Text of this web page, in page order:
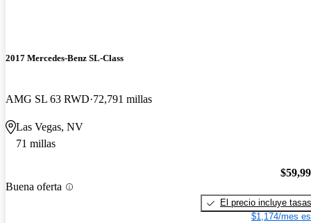
2017 Mercedes-Benz SL-Class
AMG SL 63 RWD 72,791 millas
Las Vegas, NV
71 millas
Buena oferta
El precio incluye tasas
$1,174/mes